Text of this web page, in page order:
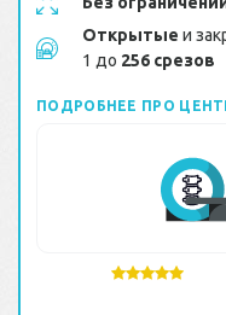
Открытые и
1 до 256 срезов
ПОДРОБНЕЕ ПРО